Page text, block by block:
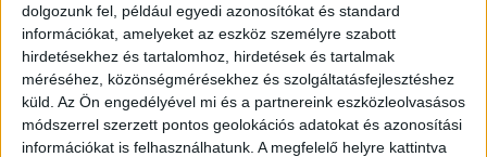
dolgozunk fel, például egyedi azonosítókat és standard
információkat, amelyeket az eszköz személyre szabott
hirdetésekhez és tartalomhoz, hirdetések és tartalmak
méréséhez, közönségmérésekhez és szolgáltatásfejlesztéshez
küld. Az Ön engedélyével mi és a partnereink eszközleolvasásos
módszerrel szerzett pontos geolokációs adatokat és azonosítási
információkat is felhasználhatunk. A megfelelő helyre kattintva
Két év sem kellett: máris nyugdíjba küldi utolsó
amerikai villanyautóját a Honda